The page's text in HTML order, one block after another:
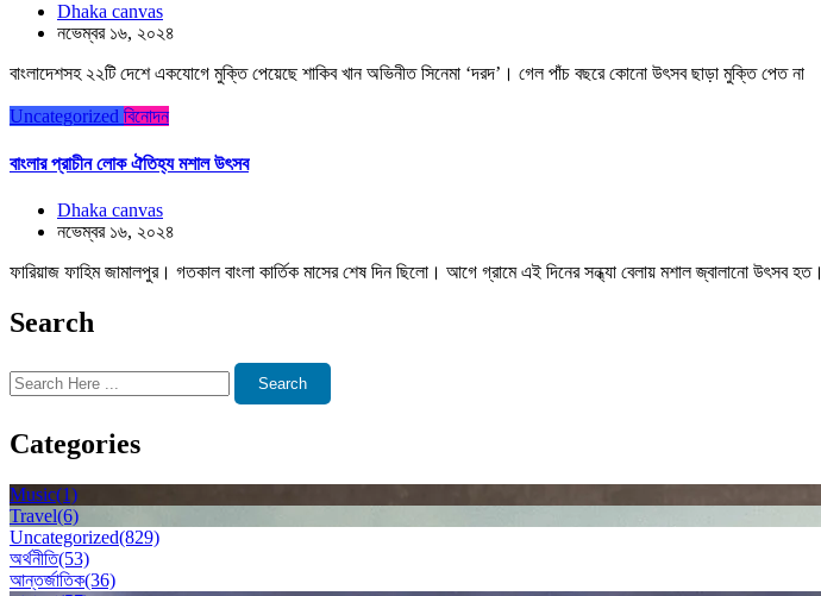
Dhaka canvas
নভেম্বর ১৬, ২০২৪
বাংলাদেশসহ ২২টি দেশে একযোগে মুক্তি পেয়েছে শাকিব খান অভিনীত সিনেমা ‘দরদ’। গেল পাঁচ বছরে কোনো উৎসব ছাড়া মুক্তি পেত না
Uncategorized বিনোদন
বাংলার প্রাচীন লোক ঐতিহ্য মশাল উৎসব
Dhaka canvas
নভেম্বর ১৬, ২০২৪
ফারিয়াজ ফাহিম জামালপুর। গতকাল বাংলা কার্তিক মাসের শেষ দিন ছিলো। আগে গ্রামে এই দিনের সন্ধ্যা বেলায় মশাল জ্বালানো উৎসব হত।
Search
Search
Categories
Music(1)
Travel(6)
Uncategorized(829)
অর্থনীতি(53)
আন্তর্জাতিক(36)